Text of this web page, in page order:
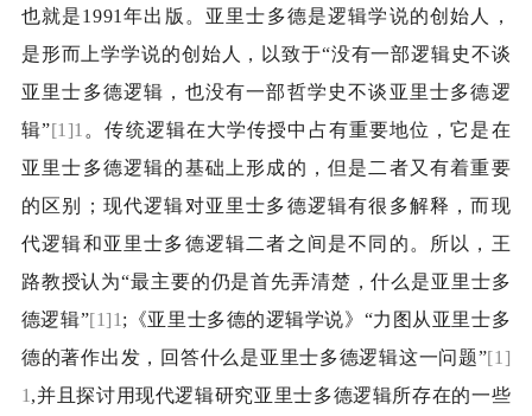
也就是1991 年出版。亚里士多德是逻辑学说的创始人，
是形而上学学说的创始人，以致于“没有一部逻辑史不谈
亚里士多德逻辑，也没有一部哲学史不谈亚里士多德逻
辑”[1]1 。传统逻辑在大学传授中占有重要地位，它是在
亚里士多德逻辑的基础上形成的，但是二者又有着重要
的区别；现代逻辑对亚里士多德逻辑有很多解释，而现
代逻辑和亚里士多德逻辑二者之间是不同的。所以，王
路教授认为“最主要的仍是首先弄清楚，什么是亚里士多
德逻辑”[1]1 ;
《亚里士多德的逻辑学说》“力图从亚里士多
德的著作出发，回答什么是亚里士多德逻辑这一问题”[1]
1 ,并且探讨用现代逻辑研究亚里士多德逻辑所存在的一些